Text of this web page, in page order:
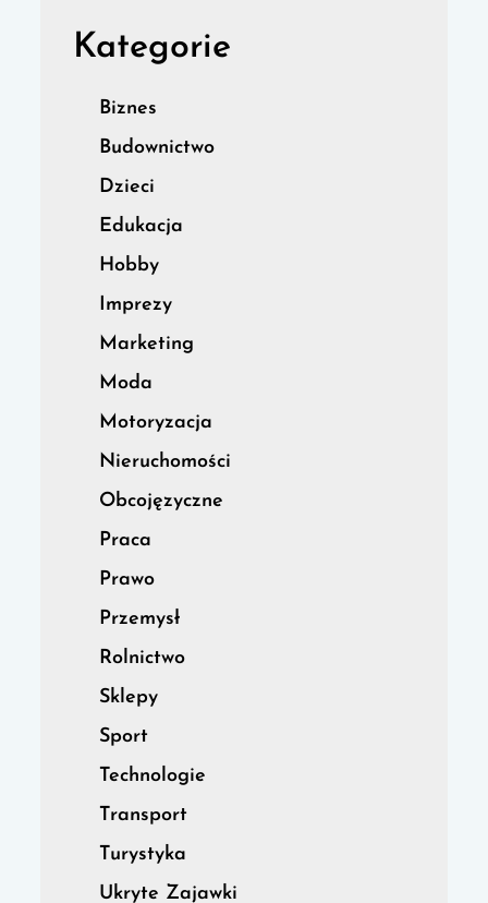
Kategorie
Biznes
Budownictwo
Dzieci
Edukacja
Hobby
Imprezy
Marketing
Moda
Motoryzacja
Nieruchomości
Obcojęzyczne
Praca
Prawo
Przemysł
Rolnictwo
Sklepy
Sport
Technologie
Transport
Turystyka
Ukryte Zajawki